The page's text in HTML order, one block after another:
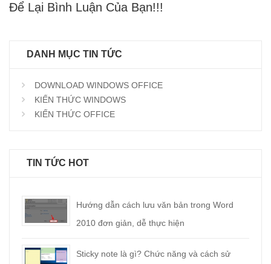
Để Lại Bình Luận Của Bạn!!!
DANH MỤC TIN TỨC
DOWNLOAD WINDOWS OFFICE
KIẾN THỨC WINDOWS
KIẾN THỨC OFFICE
TIN TỨC HOT
Hướng dẫn cách lưu văn bản trong Word
2010 đơn giản, dễ thực hiện
Sticky note là gì? Chức năng và cách sử